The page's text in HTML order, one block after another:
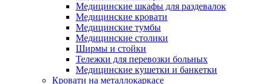
Медицинские шкафы для раздевалок
Медицинские кровати
Медицинские тумбы
Медицинские столики
Ширмы и стойки
Тележки для перевозки больных
Медицинские кушетки и банкетки
Кровати на металлокаркасе